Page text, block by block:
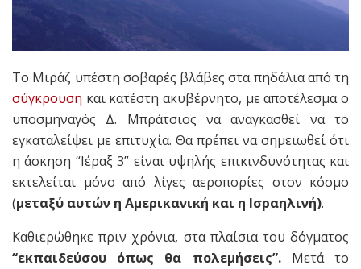
Το Μιράζ υπέστη σοβαρές βλάβες στα πηδάλια από τη
σύγκρουση και κατέστη ακυβέρνητο, με αποτέλεσμα ο
υποσμηναγός Δ. Μπράτσιος να αναγκασθεί να το
εγκαταλείψει με επιτυχία. Θα πρέπει να σημειωθεί ότι
η άσκηση “Ιέραξ 3” είναι υψηλής επικινδυνότητας και
εκτελείται μόνο από λίγες αεροπορίες στον κόσμο
(μεταξύ αυτών η Αμερικανική και η Ισραηλινή).
Καθιερώθηκε πριν χρόνια, στα πλαίσια του δόγματος
“εκπαιδεύσου όπως θα πολεμήσεις”.Μετά το